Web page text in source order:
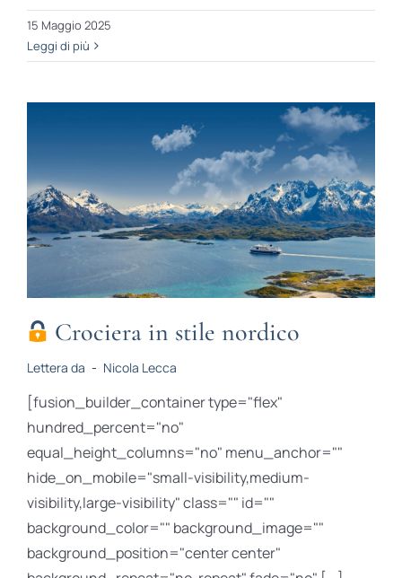
15 Maggio 2025
Leggi di più
Crociera in stile nordico
Lettera da - Nicola Lecca
[fusion_builder_container type="flex"
hundred_percent="no"
equal_height_columns="no" menu_anchor=""
hide_on_mobile="small-visibility,medium-
visibility,large-visibility" class="" id=""
background_color="" background_image=""
background_position="center center"